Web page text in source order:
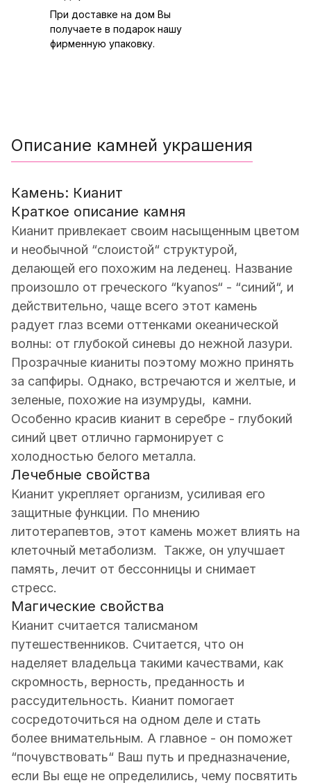
При доставке на дом Вы
получаете в подарок нашу
фирменную упаковку.
Описание камней украшения
Камень: Кианит
Краткое описание камня
Кианит привлекает своим насыщенным цветом
и необычной “слоистой“ структурой,
делающей его похожим на леденец. Название
произошло от греческого “kyanos“ - “синий“, и
действительно, чаще всего этот камень
радует глаз всеми оттенками океанической
волны: от глубокой синевы до нежной лазури.
Прозрачные кианиты поэтому можно принять
за сапфиры. Однако, встречаются и желтые, и
зеленые, похожие на изумруды, камни.
Особенно красив кианит в серебре - глубокий
синий цвет отлично гармонирует с
холодностью белого металла.
Лечебные свойства
Кианит укрепляет организм, усиливая его
защитные функции. По мнению
литотерапевтов, этот камень может влиять на
клеточный метаболизм. Также, он улучшает
память, лечит от бессонницы и снимает
стресс.
Магические свойства
Кианит считается талисманом
путешественников. Считается, что он
наделяет владельца такими качествами, как
скромность, верность, преданность и
рассудительность. Кианит помогает
сосредоточиться на одном деле и стать
более внимательным. А главное - он поможет
“почувствовать“ Ваш путь и предназначение,
если Вы еще не определились, чему посвятить